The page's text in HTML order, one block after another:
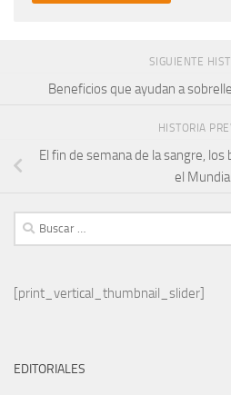
SIGUIENTE
Beneficios que ayudan a
HISTORIA
El fin de semana de la sangre,
el Mundial
Buscar:
[print_vertical_thumbnail_slider]
EDITORIALES